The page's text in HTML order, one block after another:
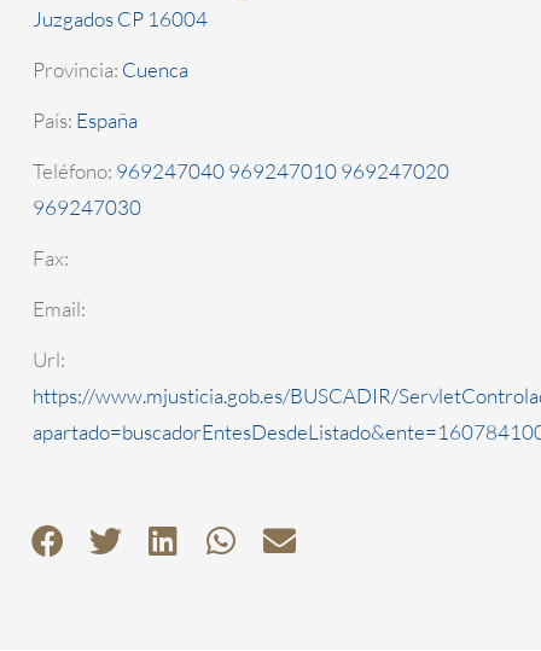
Juzgados CP 16004
Provincia: Cuenca
País: España
Teléfono: 969247040 969247010 969247020
969247030
Fax:
Email:
Url:
https://www.mjusticia.gob.es/BUSCADIR/